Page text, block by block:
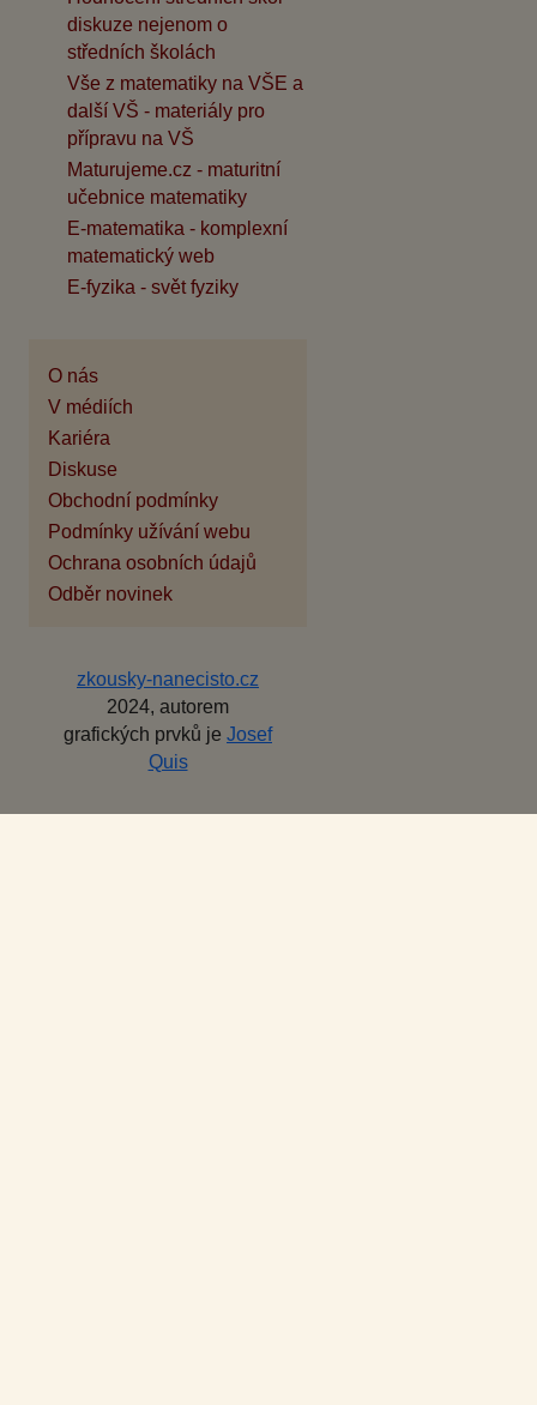
diskuze nejenom o
středních školách
Vše z matematiky na VŠE a
další VŠ - materiály pro
přípravu na VŠ
Maturujeme.cz - maturitní
učebnice matematiky
E-matematika - komplexní
matematický web
E-fyzika - svět fyziky
O nás
V médiích
Kariéra
Diskuse
Obchodní podmínky
Podmínky užívání webu
Ochrana osobních údajů
Odběr novinek
zkousky-nanecisto.cz
2024, autorem
grafických prvků je Josef
Quis